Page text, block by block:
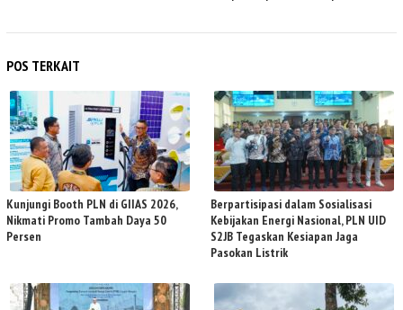
POS TERKAIT
Kunjungi Booth PLN di GIIAS 2026,
Nikmati Promo Tambah Daya 50
Persen
Berpartisipasi dalam Sosialisasi
Kebijakan Energi Nasional, PLN UID
S2JB Tegaskan Kesiapan Jaga
Pasokan Listrik